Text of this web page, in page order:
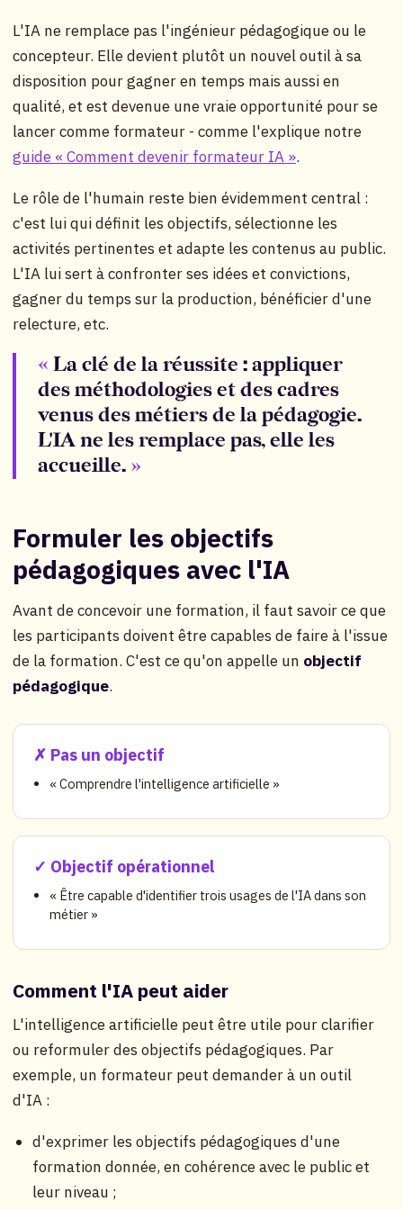
L'IA ne remplace pas l'ingénieur pédagogique ou le
concepteur. Elle devient plutôt un nouvel outil à sa
disposition pour gagner en temps mais aussi en
qualité, et est devenue une vraie opportunité pour se
lancer comme formateur - comme l'explique notre
guide « Comment devenir formateur IA ».
Le rôle de l'humain reste bien évidemment central :
c'est lui qui définit les objectifs, sélectionne les
activités pertinentes et adapte les contenus au public.
L'IA lui sert à confronter ses idées et convictions,
gagner du temps sur la production, bénéficier d'une
relecture, etc.
La clé de la réussite : appliquer
des méthodologies et des cadres
venus des métiers de la pédagogie.
L'IA ne les remplace pas, elle les
accueille.
Formuler les objectifs
pédagogiques avec l'IA
Avant de concevoir une formation, il faut savoir ce que
les participants doivent être capables de faire à l'issue
de la formation. C'est ce qu'on appelle un objectif
pédagogique.
✗ Pas un objectif
« Comprendre l'intelligence artificielle »
✓ Objectif opérationnel
« Être capable d'identifier trois usages de l'IA dans son
métier »
Comment l'IA peut aider
L'intelligence artificielle peut être utile pour clarifier
ou reformuler des objectifs pédagogiques. Par
exemple, un formateur peut demander à un outil
d'IA :
d'exprimer les objectifs pédagogiques d'une
formation donnée, en cohérence avec le public et
leur niveau ;